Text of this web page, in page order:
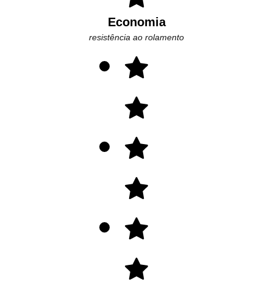
Economia
resistência ao rolamento